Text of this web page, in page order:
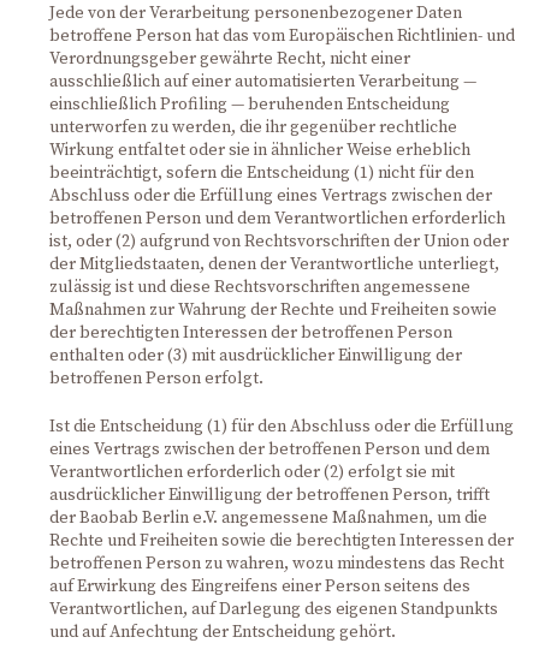
Jede von der Verarbeitung personenbezogener Daten
betroffene Person hat das vom Europäischen Richtlinien- und
Verordnungsgeber gewährte Recht, nicht einer
ausschließlich auf einer automatisierten Verarbeitung —
einschließlich Profiling — beruhenden Entscheidung
unterworfen zu werden, die ihr gegenüber rechtliche
Wirkung entfaltet oder sie in ähnlicher Weise erheblich
beeinträchtigt, sofern die Entscheidung (1) nicht für den
Abschluss oder die Erfüllung eines Vertrags zwischen der
betroffenen Person und dem Verantwortlichen erforderlich
ist, oder (2) aufgrund von Rechtsvorschriften der Union oder
der Mitgliedstaaten, denen der Verantwortliche unterliegt,
zulässig ist und diese Rechtsvorschriften angemessene
Maßnahmen zur Wahrung der Rechte und Freiheiten sowie
der berechtigten Interessen der betroffenen Person
enthalten oder (3) mit ausdrücklicher Einwilligung der
betroffenen Person erfolgt.
Ist die Entscheidung (1) für den Abschluss oder die Erfüllung
eines Vertrags zwischen der betroffenen Person und dem
Verantwortlichen erforderlich oder (2) erfolgt sie mit
ausdrücklicher Einwilligung der betroffenen Person, trifft
der Baobab Berlin e.V. angemessene Maßnahmen, um die
Rechte und Freiheiten sowie die berechtigten Interessen der
betroffenen Person zu wahren, wozu mindestens das Recht
auf Erwirkung des Eingreifens einer Person seitens des
Verantwortlichen, auf Darlegung des eigenen Standpunkts
und auf Anfechtung der Entscheidung gehört.